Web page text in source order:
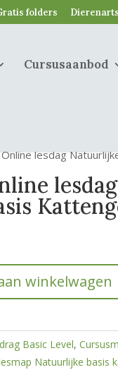
folders
Cursusaanbod
lesdag
lesdag
winkelwagen
Basic Level,
Natuurlijke basis